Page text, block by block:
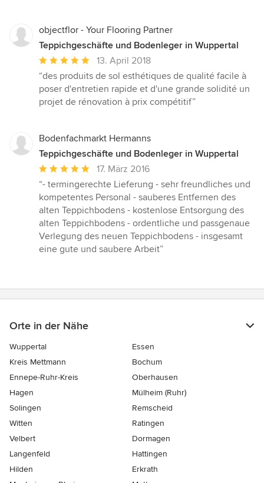
objectflor - Your Flooring Partner
Teppichgeschäfte und Bodenleger in Wuppertal
Durchschnittliche
Bewertung:
5
von
13. April 2018
“des produits de sol esthétiques de qualité facile à
poser d'entretien rapide et d'une grande solidité un
projet de rénovation à prix compétitif”
Bodenfachmarkt Hermanns
Teppichgeschäfte und Bodenleger in Wuppertal
Durchschnittliche
Bewertung:
5
von
5
Sternen
17. März 2016
“- termingerechte Lieferung - sehr freundliches und
kompetentes Personal - sauberes Entfernen des
alten Teppichbodens - kostenlose Entsorgung des
alten Teppichbodens - ordentliche und passgenaue
Verlegung des neuen Teppichbodens - insgesamt
eine gute und saubere Arbeit”
Orte in der Nähe
Wuppertal
Essen
Kreis Mettmann
Bochum
Ennepe-Ruhr-Kreis
Oberhausen
Hagen
Mülheim (Ruhr)
Solingen
Remscheid
Witten
Ratingen
Velbert
Dormagen
Langenfeld
Hattingen
Hilden
Erkrath